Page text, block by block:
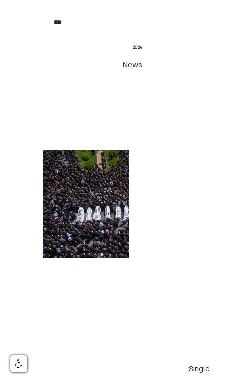
EN
2024
News
Single